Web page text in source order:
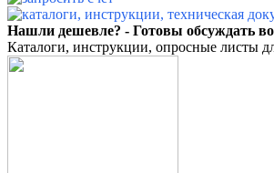
Нашли дешевле? - Готовы обсуждать
Каталоги, инструкции, опросные листы